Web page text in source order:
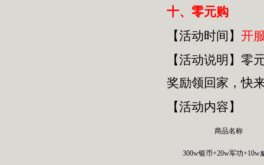
十、零元购
【活动时间】 开
【活动说明 】 零
奖励领回家，快
【活动内容】
商品名称
300w银币+20w军功+10w